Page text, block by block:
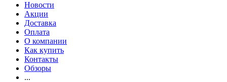
Новости
Акции
Доставка
Оплата
О компании
Как купить
Контакты
Обзоры
...